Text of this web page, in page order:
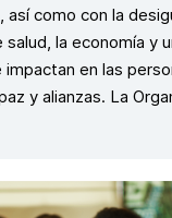
así como con la
la economía y
en las
y alianzas. La